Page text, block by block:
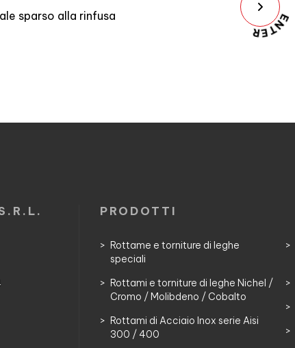
sparso alla rinfusa
ENTER
PRODOTTI
Rottame e torniture di leghe
speciali
Rottami e torniture di leghe Nichel /
Cromo / Molibdeno / Cobalto
Rottami di Acciaio Inox serie Aisi
300 / 400